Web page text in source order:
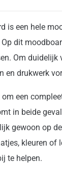
is een hele
dit
Om
en drukwerk
een
in beide
gewoon op
kleuren of
te helpen.